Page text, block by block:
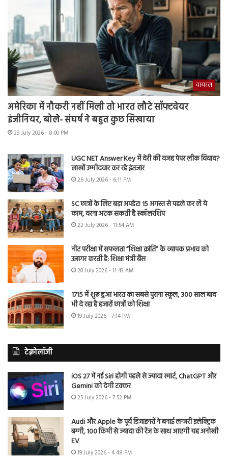
वायरल
अमेरिका में नौकरी नहीं मिली तो भारत लौटे सॉफ्टवेयर
इंजीनियर, बोले- संघर्ष ने बहुत कुछ सिखाया
29 July 2026 - 8:00 PM
UGC NET Answer Key में देरी की वजह पेपर लीक विवाद?
लाखों उम्मीदवार कर रहे इंतजार
26 July 2026 - 6:11 PM
SC छात्रों के लिए बड़ा अपडेट! 15 अगस्त से पहले कर लें ये
काम, वरना अटक सकती है स्कॉलरशिप
22 July 2026 - 11:54 AM
नीट परीक्षा में सफलता “शिक्षा क्रांति” के व्यापक प्रभाव को
उजागर करती है: शिक्षा मंत्री बैंस
20 July 2026 - 11:43 AM
1715 में शुरू हुआ भारत का सबसे पुराना स्कूल, 300 साल बाद
भी दे रहा है हजारों छात्रों को शिक्षा
19 July 2026 - 7:14 PM
टेक्नोलॉजी
iOS 27 में नई Siri होगी पहले से ज्यादा स्मार्ट, ChatGPT और
Gemini को देगी टक्कर
25 July 2026 - 7:52 PM
Audi और Apple के पूर्व डिजाइनरों ने बनाई लग्जरी इलेक्ट्रिक
बग्गी, 100 किमी से ज्यादा की रेंज के साथ आएगी यह अनोखी
EV
19 July 2026 - 4:48 PM